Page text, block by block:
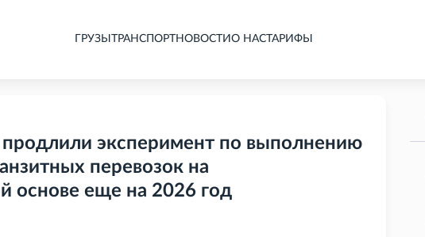
ГРУЗЫ ТРАНСПОРТНОВОСТИ О НАСТАРИФЫ
продлили эксперимент по выполнению
перевозок на
основе еще на 2026 год